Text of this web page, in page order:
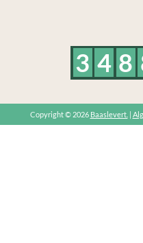
3 4 8
Copyright © 2026 Baaslevert. |